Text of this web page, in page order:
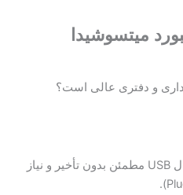
میتسوشیدا
و دفتری عالی است؟
اتصال USB مطمئن بدون تأخیر و نیاز